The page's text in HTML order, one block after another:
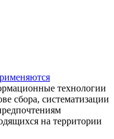
технологии
сбора, систематизации
на территории